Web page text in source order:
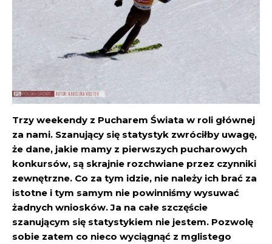
Trzy weekendy z Pucharem Świata w roli głównej
za nami. Szanujący się statystyk zwróciłby uwagę,
że dane, jakie mamy z pierwszych pucharowych
konkursów, są skrajnie rozchwiane przez czynniki
zewnętrzne. Co za tym idzie, nie należy ich brać za
istotne i tym samym nie powinniśmy wysuwać
żadnych wniosków. Ja na całe szczęście
szanującym się statystykiem nie jestem. Pozwolę
sobie zatem co nieco wyciągnąć z mglistego